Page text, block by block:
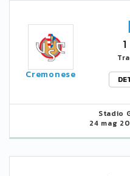
Cremonese
1
Stadio
24 mag